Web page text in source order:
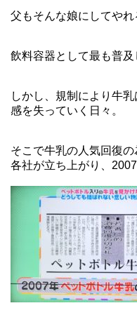
父もそんな娘にしてやれ
飲料容器として最も普及
しかし、規制により牛
感を失っていく日々。
そこで牛乳の人気回復
各社が立ち上がり、2007